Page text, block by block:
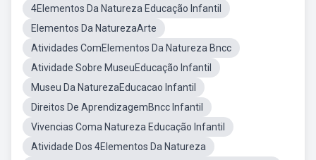
4Elementos Da Natureza Educação Infantil
Elementos Da NaturezaArte
Atividades ComElementos Da Natureza Bncc
Atividade Sobre MuseuEducação Infantil
Museu Da NaturezaEducacao Infantil
Direitos De AprendizagemBncc Infantil
Vivencias Coma Natureza Educação Infantil
Atividade Dos 4Elementos Da Natureza